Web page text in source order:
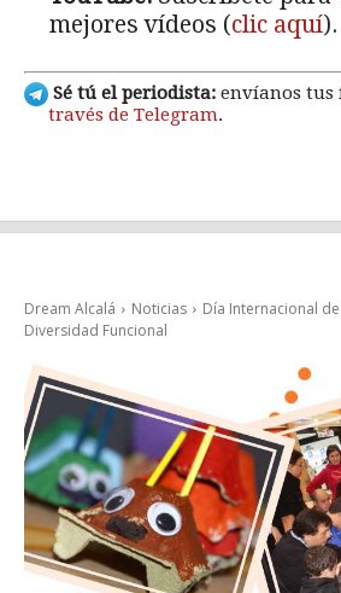
mejores vídeos (clic aquí).
Sé tú el periodista: envíanos tus
través de Telegram.